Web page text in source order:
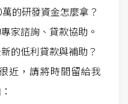
的研發資金怎麼拿？
家諮詢、貸款協助。
的低利貸款與補助？
近，請將時間留給我